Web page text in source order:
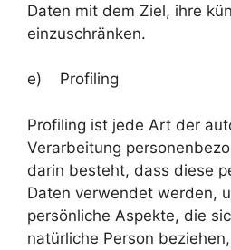
Daten mit dem Ziel, ihre
einzuschränken.
e) Profiling
Profiling ist jede Art der
Verarbeitung
darin besteht, dass diese
Daten verwendet werden,
persönliche Aspekte, die
natürliche Person